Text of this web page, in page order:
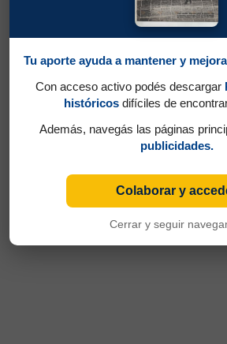
Tu aporte ayuda a mantener y
Con acceso activo podés descargar
históricos difíciles de
Además, navegás las páginas
publicidades.
Colaborar y
Cerrar y seguir